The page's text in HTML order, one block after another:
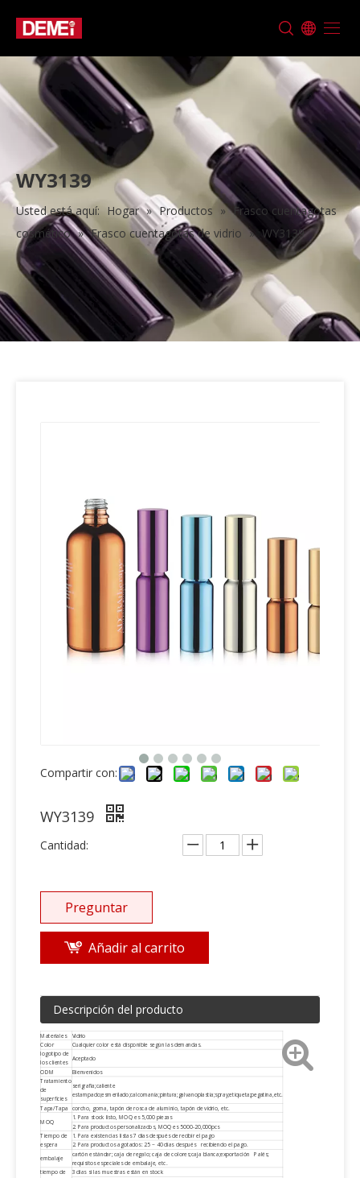
WY3139
Usted está aquí: Hogar » Productos » Frasco cuentagotas
cosmético » Frasco cuentagotas de vidrio » WY3139
Compartir con:
WY3139
Cantidad:
Preguntar
Añadir al carrito
Descripción del producto
Materiales
Vidrio
Color
Cualquier color está disponible según las demandas.
logotipo de
los clientes
Aceptado
ODM
Bienvenidos
Tratamiento
de
superficies
serigrafía;caliente
estampado;esmerilado;calcomanía;pintura;galvanoplastia;spray;etiqueta;pegatina,etc.
Tapa/Tapa
corcho, goma, tapón de rosca de aluminio, tapón de vidrio, etc.
MOQ
1. Para stock listo, MOQ es 5,000 piezas
2. Para productos personalizados, MOQ es 5000-20,000pcs
Tiempo de
espera
1. Para existencias listas 7 días después de recibir el pago
2. Para productos agotados: 25 ~ 40 días después recibiendo el pago.
embalaje
cartón estándar; caja de regalo; caja de colores;caja blanca;exportación Palés;
requisitos especiales de embalaje, etc.
tiempo de 3 días si las muestras están en stock